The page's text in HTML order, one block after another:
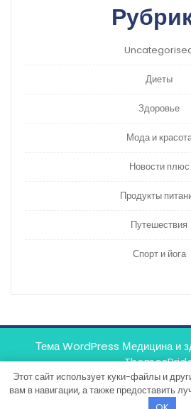
Диеты
Здоровье
Мода и
Новости плюс
Продукты
Путешествия
Спорт и йога
Тема WordPress Медицина и
Этот сайт использует куки-файлы и
вам в навигации, а также предоставить